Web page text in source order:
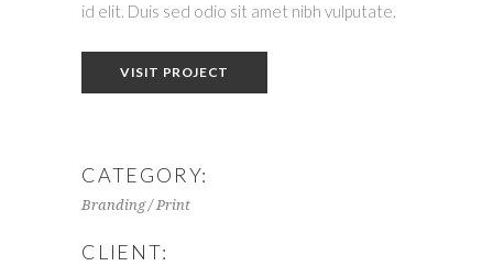
id elit. Duis sed odio sit amet nibh vulputate.
VISIT PROJECT
CATEGORY:
Branding / Print
CLIENT: